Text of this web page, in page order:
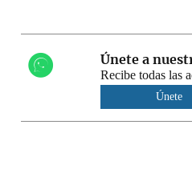
Únete a
Recibe todas las
Únete